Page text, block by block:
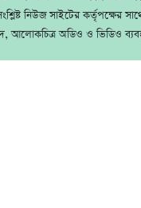
নিউজ সাইটের কর্তৃপক্ষের
আলোকচিত্র অডিও ও ভিডিও